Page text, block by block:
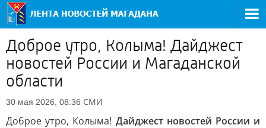
Доброе утро, Колыма! Дайджест
новостей России и Магаданской
области
30 мая 2026, 08:36 СМИ
Доброе утро, Колыма! Дайджест новостей России и